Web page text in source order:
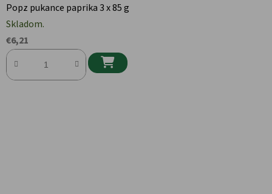
Popz pukance paprika 3 x 85 g
Skladom.
€6,21
